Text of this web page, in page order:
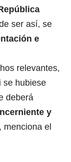
ser así, se
e
relevantes,
se hubiese
deberá
y
menciona el